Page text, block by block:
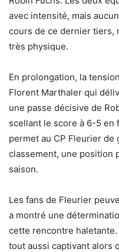
avec intensité, mais
cours de ce dernier tiers,
très physique.
En prolongation, la
Florent Marthaler qui
une passe décisive de
scellant le score à 6-5 en
permet au CP Fleurier de
classement, une position
saison.
Les fans de Fleurier
a montré une
cette rencontre haletante.
tout aussi captivant alors